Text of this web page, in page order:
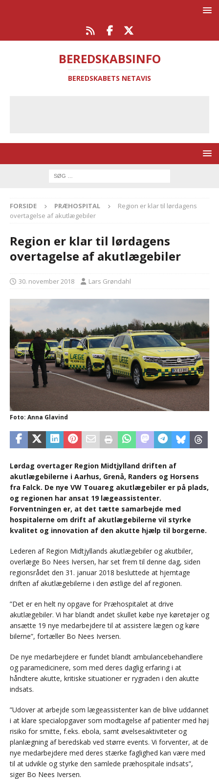
BEREDSKABSINFO
BEREDSKABETS NETAVIS
FORSIDE PRÆHOSPITAL
Region er klar til lørdagens
overtagelse af akutlægebiler
Region er klar til lørdagens
overtagelse af akutlægebiler
30. november 2018 Lars Grøndahl
Foto: Anna Glavind
Lørdag overtager Region Midtjylland driften af
akutlægebilerne i Aarhus, Grenå, Randers og Horsens
fra Falck. De nye VW Touareg akutlægebiler er på plads,
og regionen har ansat 19 lægeassistenter.
Forventningen er, at det tætte samarbejde med
hospitalerne om drift af akutlægebilerne vil styrke
kvalitet og innovation af den akutte hjælp til borgerne.
Lederen af Region Midtjyllands akutlægebiler og akutbiler,
overlæge Bo Nees Iversen, har set frem til denne dag, siden
regionsrådet den 31. januar 2018 besluttede at hjemtage
driften af akutlægebilerne i den østlige del af regionen.
”Det er en helt ny opgave for Præhospitalet at drive
akutlægebiler. Vi har blandt andet skullet købe nye køretøjer og
ansætte 19 nye medarbejdere til at assistere lægen og køre
bilerne”, fortæller Bo Nees Iversen.
De nye medarbejdere er fundet blandt ambulancebehandlere
og paramedicinere, som med deres daglig erfaring i at
håndtere akutte, kritiske situationer er rygraden i den akutte
indsats.
”Udover at arbejde som lægeassistenter kan de blive uddannet
i at klare specialopgaver som modtagelse af patienter med høj
risiko for smitte, f.eks. ebola, samt øvelsesaktiviteter og
planlægning af beredskab ved større events. Vi forventer, at de
nye medarbejdere med deres stærke faglighed kan være med
til at udvikle og styrke den samlede præhospitale indsats”,
siger Bo Nees Iversen.